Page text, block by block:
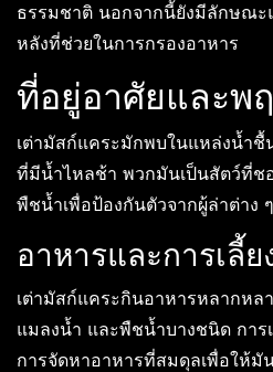
ธรรมชาติ นอกจากนี้ยังมีลักษณะ
หลังที่ช่วยในการกรองอาหาร
ที่อยู่อาศัยและพ
เต่ามัสก์แคระมักพบในแหล่งน้ำชื้
ที่มีน้ำไหลช้า พวกมันเป็นสัตว์ที่
พืชน้ำเพื่อป้องกันตัวจากผู้ล่าต่าง ๆ
อาหารและการเลี้ย
เต่ามัสก์แคระกินอาหารหลากหล
แมลงน้ำ และพืชน้ำบางชนิด การ
การจัดหาอาหารที่สมดุลเพื่อให้